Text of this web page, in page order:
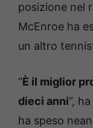
posizione nel
McEnroe ha
un altro
“È il miglior
dieci anni“,
ha speso